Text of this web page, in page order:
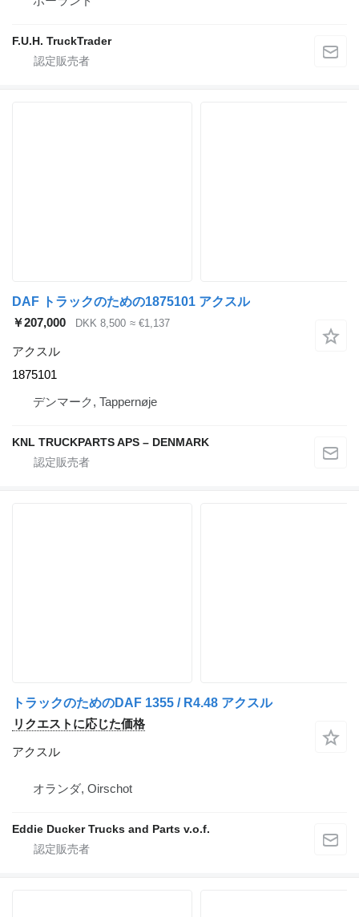
F.U.H. TruckTrader
DAF トラックのための1875101 アクスル
￥207,000
DKK 8,500 ≈ €1,137
アクスル
1875101
デンマーク, Tappernøje
KNL TRUCKPARTS APS – DENMARK
トラックのためのDAF 1355 / R4.48 アクスル
リクエストに応じた価格
アクスル
オランダ, Oirschot
Eddie Ducker Trucks and Parts v.o.f.